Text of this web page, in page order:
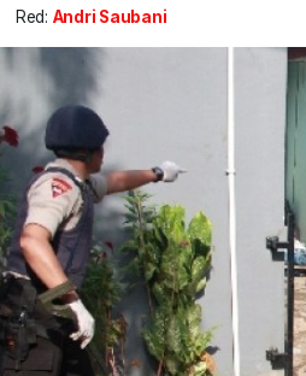
Red: Andri Saubani